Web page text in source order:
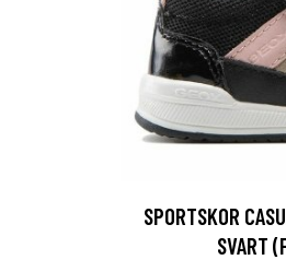
SPORTSKOR
SVART